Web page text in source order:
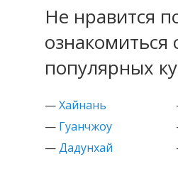
Не нравится
популярных
—Хайнань
— Гуанчжоу
—Дадунхай